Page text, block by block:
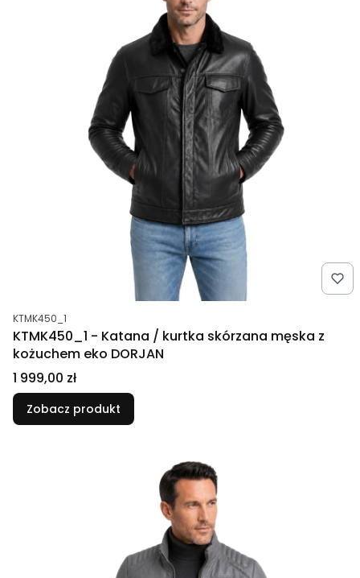
Kod produktu
KTMK450_1
KTMK450_1 - Katana / kurtka skórzana męska z
kożuchem eko DORJAN
Cena
1 999,00 zł
Zobacz produkt